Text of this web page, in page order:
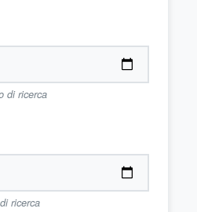
di ricerca
ricerca